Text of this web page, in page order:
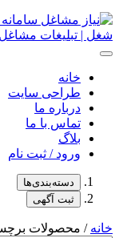
خانه
طراحی سایت
درباره ما
تماس با ما
بلاگ
ورود / ثبت نام
دسته‌بندی‌ها
ثبت آگهی
خانه / محصولات